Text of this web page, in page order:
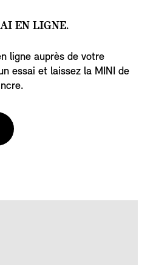
EN LIGNE.
ligne auprès de votre
essai et laissez la MINI de